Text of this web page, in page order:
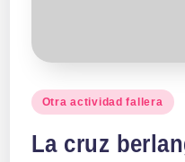
Publicado
Otra actividad fallera
La cruz